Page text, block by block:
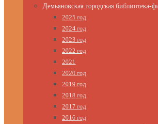
Демьяновская городская библиотека-
2025 год
2024 год
2023 год
2022 год
2021
2020 год
2019 год
2018 год
2017 год
2016 год